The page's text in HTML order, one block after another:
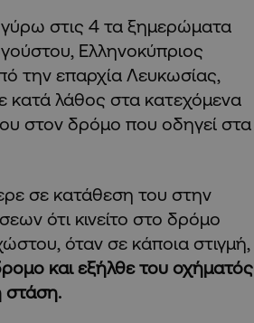
γύρω στις 4 τα ξημερώματα
Ελληνοκύπριος
την επαρχία Λευκωσίας,
κατά λάθος στα κατεχόμενα
στον δρόμο που οδηγεί στα
σε κατάθεση του στην
ότι κινείτο στο δρόμο
όταν σε κάποια στιγμή,
και εξήλθε του οχήματός
στάση.